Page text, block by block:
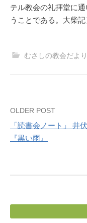
テル教会の礼拝堂に
うことである。大柴記
むさしの教会だより
Post
navigation
OLDER POST
「読書会ノート」 井
『黒い雨』